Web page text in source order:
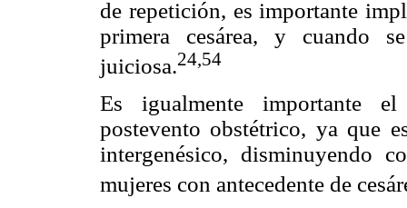
de repetición, es importante
primera cesárea, y cuando
juiciosa.24,54
Es igualmente importante
postevento obstétrico, ya que
intergenésico, disminuyendo
mujeres con antecedente de